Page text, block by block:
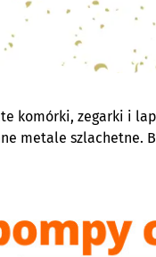
komórki, zegarki i
metale szlachetne.